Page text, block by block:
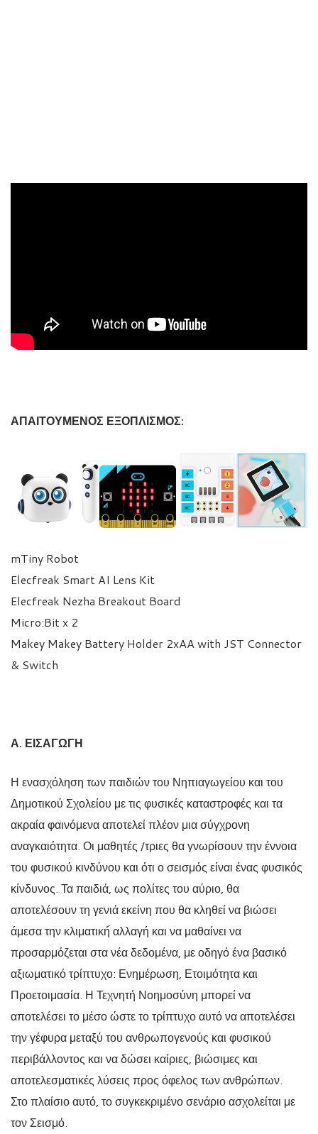
ΑΠΑΙΤΟΥΜΕΝΟΣ ΕΞΟΠΛΙΣΜΟΣ:
mTiny Robot
Elecfreak Smart AI Lens Kit
Elecfreak Nezha Breakout Board
Micro:Bit x 2
Makey Makey Battery Holder 2xAA with JST Connector
& Switch
Α. ΕΙΣΑΓΩΓΗ
Η ενασχόληση των παιδιών του Νηπιαγωγείου και του
Δημοτικού Σχολείου με τις φυσικές καταστροφές και τα
ακραία φαινόμενα αποτελεί πλέον μια σύγχρονη
αναγκαιότητα. Οι μαθητές /τριες θα γνωρίσουν την έννοια
του φυσικού κινδύνου και ότι ο σεισμός είναι ένας φυσικός
κίνδυνος. Τα παιδιά, ως πολίτες του αύριο, θα
αποτελέσουν τη γενιά εκείνη που θα κληθεί να βιώσει
άμεσα την κλιματική́ αλλαγή και να μαθαίνει να
προσαρμόζεται στα νέα δεδομένα, με οδηγό ένα βασικό
αξιωματικό τρίπτυχο: Ενημέρωση, Ετοιμότητα και
Προετοιμασία. Η Τεχνητή Νοημοσύνη μπορεί να
αποτελέσει το μέσο ώστε το τρίπτυχο αυτό να αποτελέσει
την γέφυρα μεταξύ του ανθρωπογενούς και φυσικού
περιβάλλοντος και να δώσει καίριες, βιώσιμες και
αποτελεσματικές λύσεις προς όφελος των ανθρώπων.
Στο πλαίσιο αυτό, το συγκεκριμένο σενάριο ασχολείται με
τον Σεισμό.